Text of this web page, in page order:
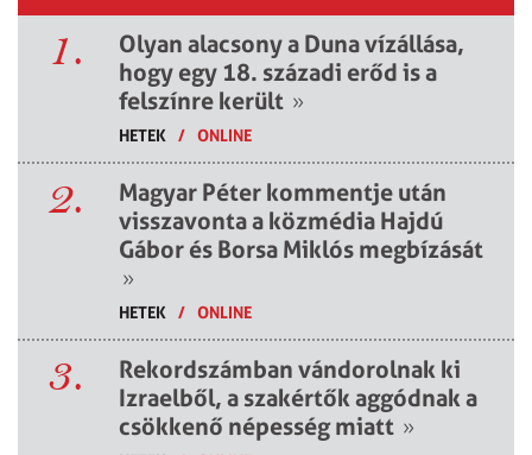
1.
Olyan alacsony a Duna vízállása,
hogy egy 18. századi erőd is a
felszínre került »
HETEK / ONLINE
2.
Magyar Péter kommentje után
visszavonta a közmédia Hajdú
Gábor és Borsa Miklós megbízását
»
HETEK / ONLINE
3.
Rekordszámban vándorolnak ki
Izraelből, a szakértők aggódnak a
csökkenő népesség miatt »